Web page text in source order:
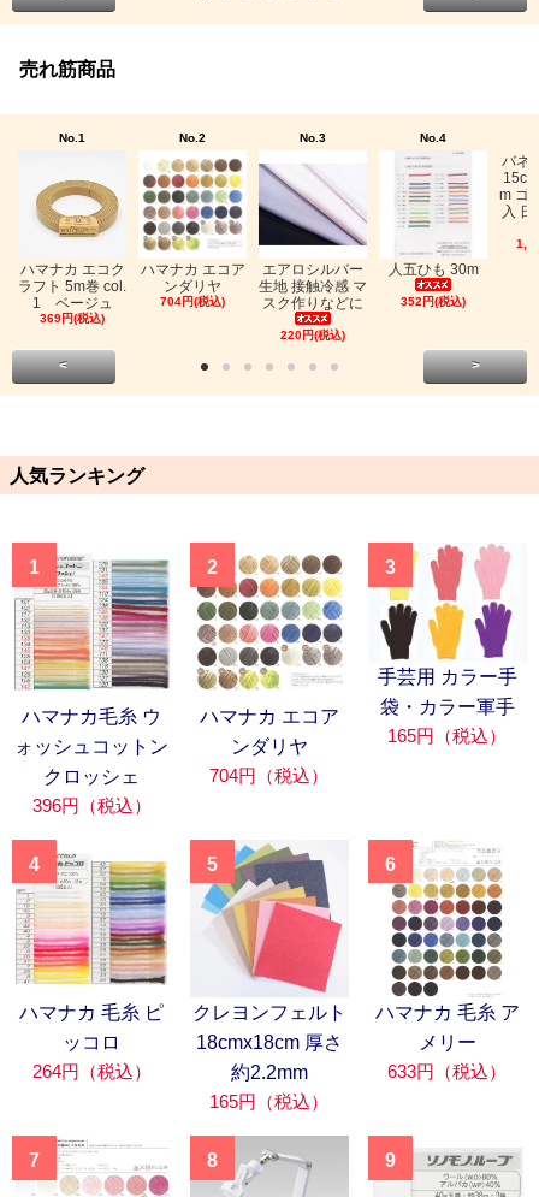
売れ筋商品
No.1
ハマナカ エコク
ラフト 5m巻 col.
1 ベージュ
369円(税込)
No.2
ハマナカ エコア
ンダリヤ
704円(税込)
No.3
エアロシルバー
生地 接触冷感 マ
スク作りなどに
220円(税込)
No.4
人五ひも 30m
352円(税込)
バネ
m ゴ
入
< >
人気ランキング
1
ハマナカ毛糸 ウ
ォッシュコットン
クロッシェ
396円（税込）
2
ハマナカ エコア
ンダリヤ
704円（税込）
3
手芸用 カラー手
袋・カラー軍手
165円（税込）
4
ハマナカ 毛糸 ピ
ッコロ
264円（税込）
5
クレヨンフェルト
18cmx18cm 厚さ
約2.2mm
165円（税込）
6
ハマナカ 毛糸 ア
メリー
633円（税込）
7 8 9